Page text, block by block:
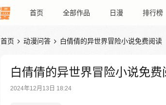
首页 全部作品 日漫 排行榜
首页  动漫问答  白倩倩的异世界冒险小说免费阅读
白倩倩的异世界冒险小说免费
2024年12月13日 18:24